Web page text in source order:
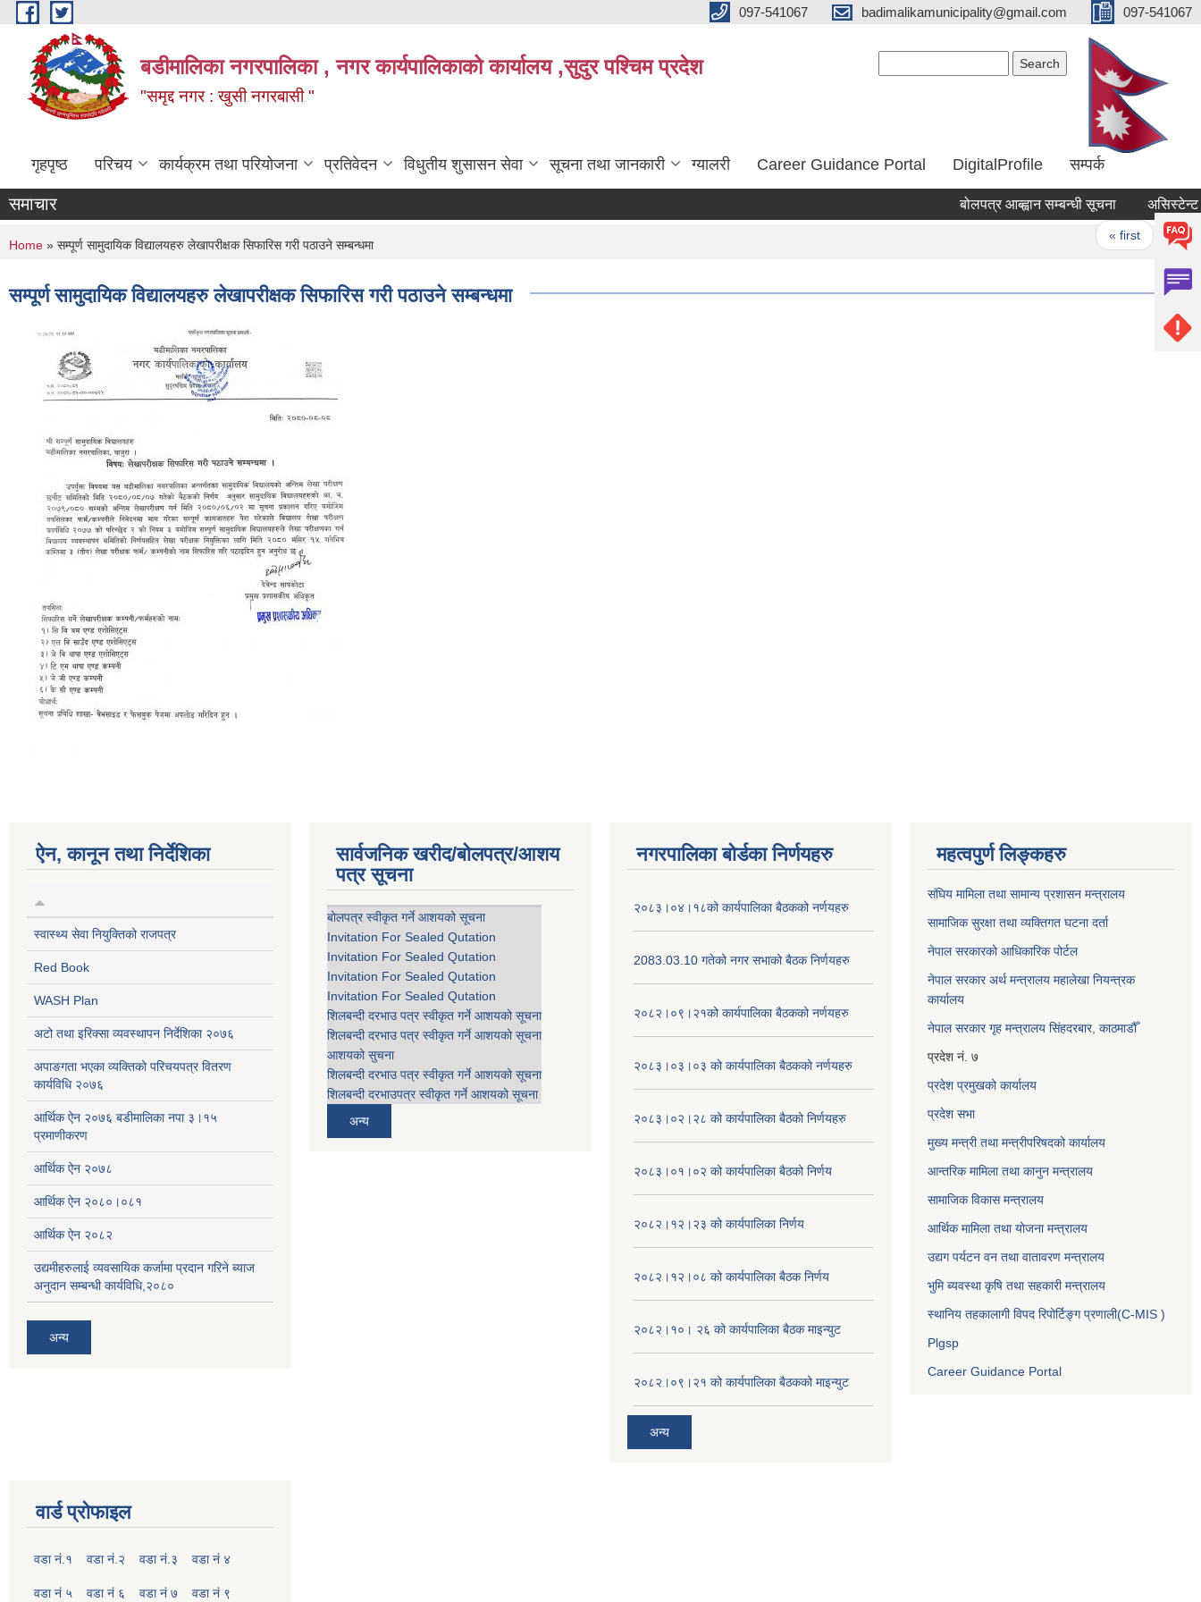
Skip to main content 097-541067 badimalikamunicipality@gmail.com 097-541067
बडीमालिका नगरपालिका , नगर कार्यपालिकाको कार्यालय ,सुदुर पश्चिम प्रदेश
"समृद्द नगर : खुसी नगरबासी "
गृहपृष्ठ परिचय कार्यक्रम तथा परियोजना प्रतिवेदन विधुतीय शुसासन सेवा सूचना तथा जानकारी ग्यालरी Career Guidance Portal DigitalProfile सम्पर्क
समाचार बोलपत्र आब्ह्वान सम्बन्धी सूचना असिस्टेन्ट सब
« first ‹
You are here
Home » सम्पूर्ण सामुदायिक विद्यालयहरु लेखापरीक्षक सिफारिस गरी पठाउने सम्बन्धमा
सम्पूर्ण सामुदायिक विद्यालयहरु लेखापरीक्षक सिफारिस गरी पठाउने सम्बन्धमा
ऐन, कानून तथा निर्देशिका
स्वास्थ्य सेवा नियुक्तिको राजपत्र
Red Book
WASH Plan
अटो तथा इरिक्सा व्यवस्थापन निर्देशिका २०७६
अपाङगता भएका व्यक्तिको परिचयपत्र वितरण
कार्यविधि २०७६
आर्थिक ऐन २०७६ बडीमालिका नपा ३।१५
प्रमाणीकरण
आर्थिक ऐन २०७८
आर्थिक ऐन २०८०।०८१
आर्थिक ऐन २०८२
उद्यमीहरुलाई व्यवसायिक कर्जामा प्रदान गरिने ब्याज
अनुदान सम्बन्धी कार्यविधि,२०८०
अन्य
सार्वजनिक खरीद/बोलपत्र/आशय
पत्र सूचना
बोलपत्र स्वीकृत गर्ने आशयको सूचना
Invitation For Sealed Qutation
Invitation For Sealed Qutation
Invitation For Sealed Qutation
Invitation For Sealed Qutation
शिलबन्दी दरभाउ पत्र स्वीकृत गर्ने आशयको सूचना
शिलबन्दी दरभाउ पत्र स्वीकृत गर्ने आशयको सूचना
आशयको सुचना
शिलबन्दी दरभाउ पत्र स्वीकृत गर्ने आशयको सूचना
शिलबन्दी दरभाउपत्र स्वीकृत गर्ने आशयको सूचना
अन्य
नगरपालिका बोर्डका निर्णयहरु
२०८३।०४।१८को कार्यपालिका बैठकको नर्णयहरु
2083.03.10 गतेको नगर सभाको बैठक निर्णयहरु
२०८२।०९।२१को कार्यपालिका बैठकको नर्णयहरु
२०८३।०३।०३ को कार्यपालिका बैठकको नर्णयहरु
२०८३।०२।२८ को कार्यपालिका बैठको निर्णयहरु
२०८३।०१।०२ को कार्यपालिका बैठको निर्णय
२०८२।१२।२३ को कार्यपालिका निर्णय
२०८२।१२।०८ को कार्यपालिका बैठक निर्णय
२०८२।१०। २६ को कार्यपालिका बैठक माइन्युट
२०८२।०९।२१ को कार्यपालिका बैठकको माइन्युट
अन्य
महत्वपुर्ण लिङ्कहरु
संघिय मामिला तथा सामान्य प्रशासन मन्त्रालय
सामाजिक सुरक्षा तथा व्यक्तिगत घटना दर्ता
नेपाल सरकारको आधिकारिक पोर्टल
नेपाल सरकार अर्थ मन्त्रालय महालेखा नियन्त्रक
कार्यालय
नेपाल सरकार गृह मन्त्रालय सिंहदरबार, काठमाडौँ
प्रदेश नं. ७
प्रदेश प्रमुखको कार्यालय
प्रदेश सभा
मुख्य मन्त्री तथा मन्त्रीपरिषदको कार्यालय
आन्तरिक मामिला तथा कानुन मन्त्रालय
सामाजिक विकास मन्त्रालय
आर्थिक मामिला तथा योजना मन्त्रालय
उद्यग पर्यटन वन तथा वातावरण मन्त्रालय
भुमि ब्यवस्था कृषि तथा सहकारी मन्त्रालय
स्थानिय तहकालागी विपद रिपोर्टिङ्ग प्रणाली(C-MIS )
Plgsp
Career Guidance Portal
वार्ड प्रोफाइल
वडा नं.१ वडा नं.२ वडा नं.३ वडा नं ४
वडा नं ५ वडा नं ६ वडा नं ७ वडा नं ९